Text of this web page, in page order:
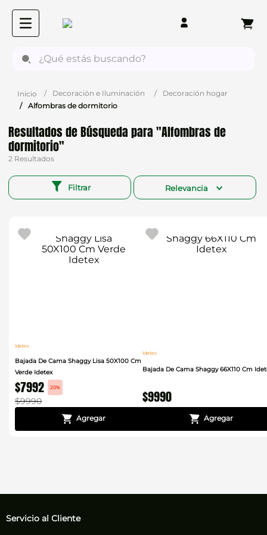
Decoración e Iluminación
Decoración hogar
Alfombras de dormitorio
Alfombras de
dormitorio
2
Filtrar Relevancia
Idetex
Bajada De Cama Shaggy Lisa 50X100 Cm
Verde Idetex
$7992 20%
$9990
Idetex
Bajada De Cama Shaggy 66X110 Cm
$9990
Servicio al Cliente